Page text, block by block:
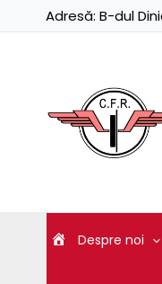
Adresă: B-dul
Despre noi